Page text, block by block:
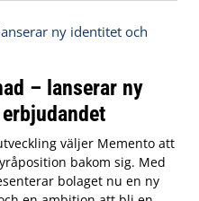
– lanserar ny
väljer Memento att
bakom sig. Med
bolaget nu en ny